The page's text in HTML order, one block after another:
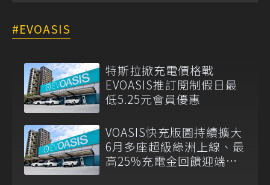
EVOASIS
特斯拉掀充電價格戰
EVOASIS推訂閱制假日最
低5.25元會員優惠
VOASIS快充版圖持續擴大
6月多座超級綠洲上線、最
高25%充電金回饋迎端午